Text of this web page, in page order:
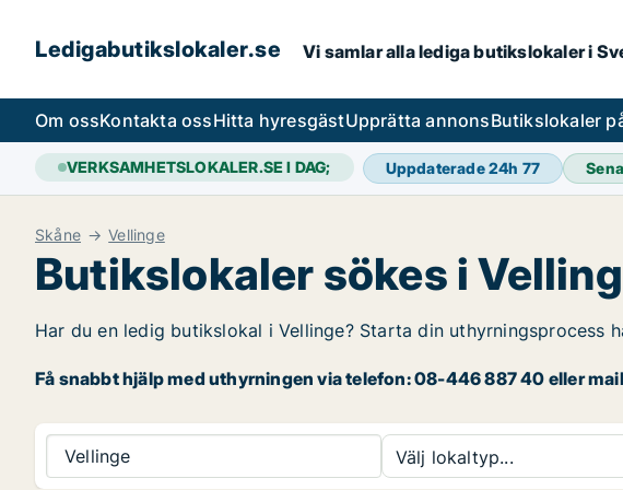
Ledigabutikslokaler.se Vi samlar alla lediga butikslokaler i
Om ossKontakta ossHitta hyresgästUpprätta annonsButikslokaler
VERKSAMHETSLOKALER.SE I DAG; Uppdaterade 24h 77
Skåne Vellinge
Butikslokaler sökes i
Har du en ledig butikslokal i Vellinge? Starta din
Få snabbt hjälp med uthyrningen via telefon: 08-446 887 40 eller
Vellinge Välj lokaltyp...